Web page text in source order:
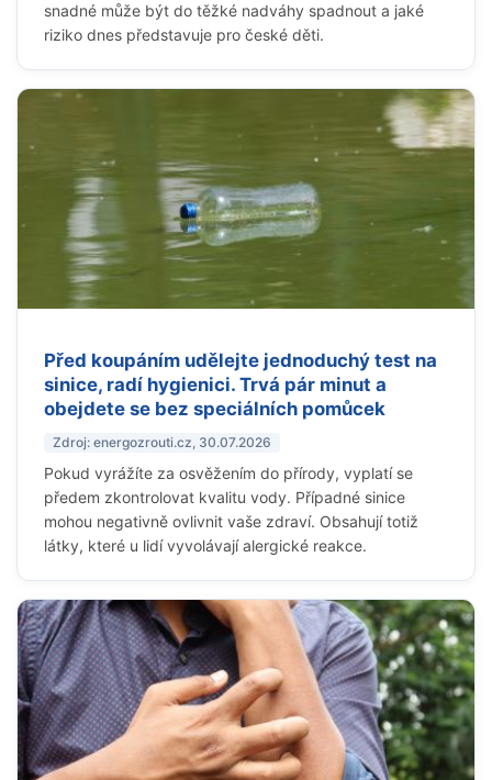
snadné může být do těžké nadváhy spadnout a jaké
riziko dnes představuje pro české děti.
Před koupáním udělejte jednoduchý test na
sinice, radí hygienici. Trvá pár minut a
obejdete se bez speciálních pomůcek
Zdroj: energozrouti.cz, 30.07.2026
Pokud vyrážíte za osvěžením do přírody, vyplatí se
předem zkontrolovat kvalitu vody. Případné sinice
mohou negativně ovlivnit vaše zdraví. Obsahují totiž
látky, které u lidí vyvolávají alergické reakce.